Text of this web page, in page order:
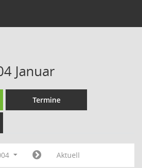
Januar
Termine
Aktuell